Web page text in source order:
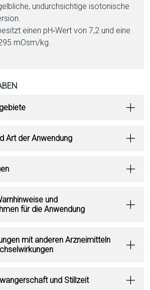
undurchsichtige isotonische
einen pH‑Wert von 7,2 und eine
mOsm/kg.
Art der Anwendung
und
für die Anwendung
mit anderen Arzneimitteln
und Stillzeit